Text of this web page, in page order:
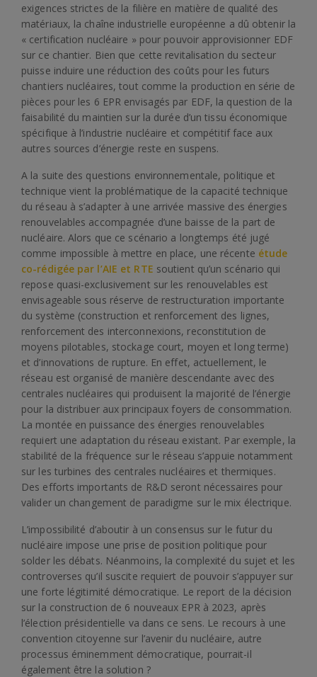
exigences strictes de la filière en matière de qualité des
matériaux, la chaîne industrielle européenne a dû obtenir la
« certification nucléaire » pour pouvoir approvisionner EDF
sur ce chantier. Bien que cette revitalisation du secteur
puisse induire une réduction des coûts pour les futurs
chantiers nucléaires, tout comme la production en série de
pièces pour les 6 EPR envisagés par EDF, la question de la
faisabilité du maintien sur la durée d’un tissu économique
spécifique à l’industrie nucléaire et compétitif face aux
autres sources d’énergie reste en suspens.
A la suite des questions environnementale, politique et
technique vient la problématique de la capacité technique
du réseau à s’adapter à une arrivée massive des énergies
renouvelables accompagnée d’une baisse de la part de
nucléaire. Alors que ce scénario a longtemps été jugé
comme impossible à mettre en place, une récente étude
co-rédigée par l’AIE et RTE soutient qu’un scénario qui
repose quasi-exclusivement sur les renouvelables est
envisageable sous réserve de restructuration importante
du système (construction et renforcement des lignes,
renforcement des interconnexions, reconstitution de
moyens pilotables, stockage court, moyen et long terme)
et d’innovations de rupture. En effet, actuellement, le
réseau est organisé de manière descendante avec des
centrales nucléaires qui produisent la majorité de l’énergie
pour la distribuer aux principaux foyers de consommation.
La montée en puissance des énergies renouvelables
requiert une adaptation du réseau existant. Par exemple, la
stabilité de la fréquence sur le réseau s’appuie notamment
sur les turbines des centrales nucléaires et thermiques.
Des efforts importants de R&D seront nécessaires pour
valider un changement de paradigme sur le mix électrique.
L’impossibilité d’aboutir à un consensus sur le futur du
nucléaire impose une prise de position politique pour
solder les débats. Néanmoins, la complexité du sujet et les
controverses qu’il suscite requiert de pouvoir s’appuyer sur
une forte légitimité démocratique. Le report de la décision
sur la construction de 6 nouveaux EPR à 2023, après
l’élection présidentielle va dans ce sens. Le recours à une
convention citoyenne sur l’avenir du nucléaire, autre
processus éminemment démocratique, pourrait-il
également être la solution ?